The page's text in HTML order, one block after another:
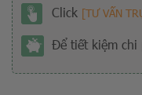
Click [TƯ VẤN
Để tiết kiệm chi